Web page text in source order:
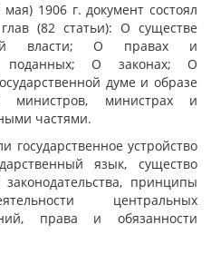
1906 г. документ состоял
(82 статьи): О существе
власти; О правах и
поданных; О законах; О
думе и образе
министрах и
частями.
государственное устройство
язык, существо
принципы
центральных
права и обязанности